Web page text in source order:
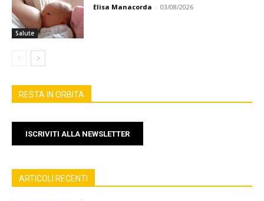
Salute
Elisa Manacorda - 03/08/2026
RESTA IN ORBITA
ISCRIVITI ALLA NEWSLETTER
ARTICOLI RECENTI